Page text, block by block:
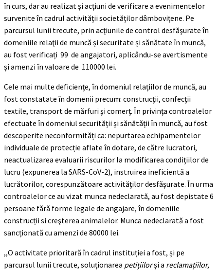
în curs, dar au realizat și acțiuni de verificare a evenimentelor
survenite în cadrul activității societăților dâmbovițene. Pe
parcursul lunii trecute, prin acţiunile de control desfăşurate în
domeniile relaţii de muncă și securitate și sănătate în muncă,
au fost verificați 99 de angajatori, aplicându-se avertismente
și amenzi în valoare de 110000 lei.
Cele mai multe deficiențe, în domeniul relațiilor de muncă, au
fost constatate în domenii precum: construcții, confecții
textile, transport de mărfuri și comerț. În privința controalelor
efectuate în domeniul securității și sănătății în muncă, au fost
descoperite neconformități ca: nepurtarea echipamentelor
individuale de protecție aflate în dotare, de către lucratori,
neactualizarea evaluarii riscurilor la modificarea condițiilor de
lucru (expunerea la SARS-CoV-2), instruirea ineficientă a
lucrătorilor, corespunzătoare activităților desfășurate. În urma
controalelor ce au vizat munca nedeclarată, au fost depistate 6
persoane fără forme legale de angajare, în domeniile
construcții si creşterea animalelor. Munca nedeclarată a fost
sancționată cu amenzi de 80000 lei.
,,O activitate prioritară în cadrul instituției a fost, și pe
parcursul lunii trecute, soluționarea petițiilorși a reclamațiilor,